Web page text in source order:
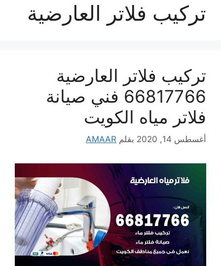
تركيب فلاتر العارضية
تركيب فلاتر العارضية
66817766 فني صيانة
فلاتر مياه الكويت
أغسطس 14, 2020 بقلم AMAAR